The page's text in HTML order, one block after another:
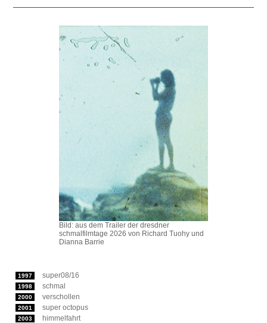
1997 super08/16
1998 schmal
2000 verschollen
2001 super octopus
2003 himmelfahrt
Bild: aus dem Trailer der dresdner
schmalfilmtage 2026 von Richard Tuohy und
Dianna Barrie